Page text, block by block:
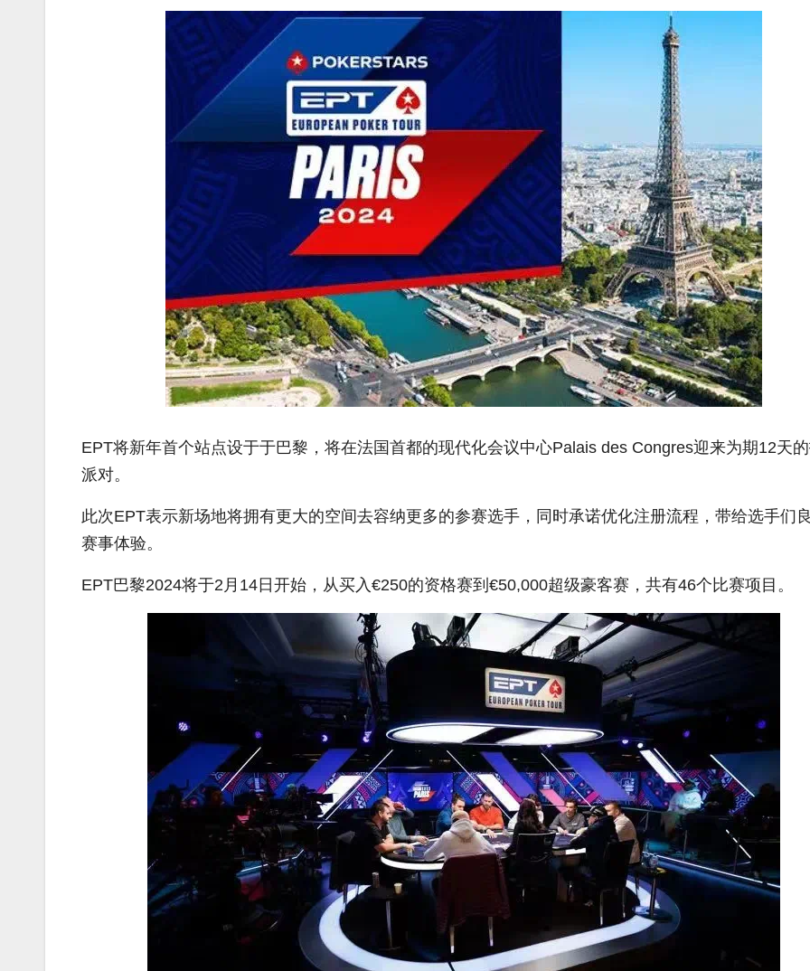
EPT将新年首个站点设于于巴黎，将在法国首都的现代化会议中心Palais des Congres迎来为期12天
派对。
此次EPT表示新场地将拥有更大的空间去容纳更多的参赛选手，同时承诺优化注册流程，带给选手们
赛事体验。
EPT巴黎2024将于2月14日开始，从买入€250的资格赛到€50,000超级豪客赛，共有46个比赛项目。